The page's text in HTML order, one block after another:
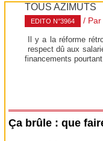
TOUS AZIMUTS
EDITO N°3964 / Par
Il y a la réforme
respect dû aux
financements
Ça brûle : que